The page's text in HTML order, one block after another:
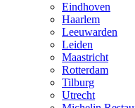
Eindhoven
Haarlem
Leeuwarden
Leiden
Maastricht
Rotterdam
Tilburg
Utrecht